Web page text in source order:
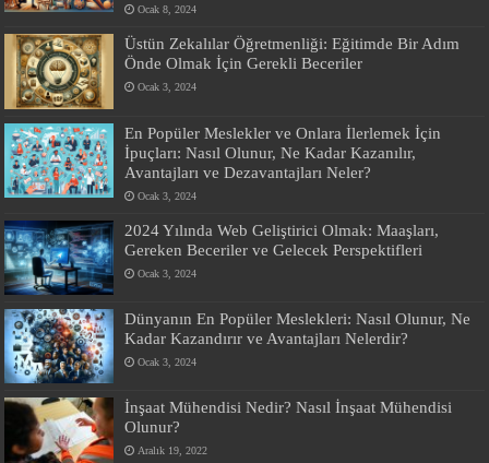
Ocak 8, 2024
Üstün Zekalılar Öğretmenliği: Eğitimde Bir Adım
Önde Olmak İçin Gerekli Beceriler
Ocak 3, 2024
En Popüler Meslekler ve Onlara İlerlemek İçin
İpuçları: Nasıl Olunur, Ne Kadar Kazanılır,
Avantajları ve Dezavantajları Neler?
Ocak 3, 2024
2024 Yılında Web Geliştirici Olmak: Maaşları,
Gereken Beceriler ve Gelecek Perspektifleri
Ocak 3, 2024
Dünyanın En Popüler Meslekleri: Nasıl Olunur, Ne
Kadar Kazandırır ve Avantajları Nelerdir?
Ocak 3, 2024
İnşaat Mühendisi Nedir? Nasıl İnşaat Mühendisi
Olunur?
Aralık 19, 2022